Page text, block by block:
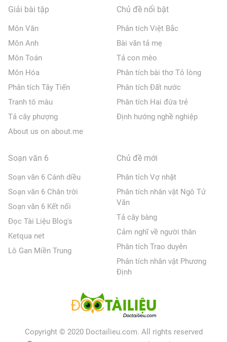
Giải bài tập
Môn Văn
Môn Anh
Môn Toán
Môn Hóa
Phân tích Tây Tiến
Tranh tô màu
Tả cây phượng
About us on about.me
Chủ đề nổi bật
Phân tích Việt Bắc
Bài văn tả mẹ
Tả con mèo
Phân tích bài thơ Tỏ lòng
Phân tích Đất nước
Phân tích Hai đứa trẻ
Định hướng nghề nghiệp
Soạn văn 6
Soạn văn 6 Cánh diều
Soạn văn 6 Chân trời
Soạn văn 6 Kết nối
Đọc Tài Liệu Blog's
Ketqua net
Lô Gan Miền Trung
Chủ đề mới
Phân tích Vợ nhặt
Phân tích nhân vật Ngô Tử
Văn
Tả cây bàng
Cảm nghĩ về người thân
Phân tích Trao duyên
Phân tích nhân vật Phương
Định
Copyright © 2020 Doctailieu.com. All rights reserved